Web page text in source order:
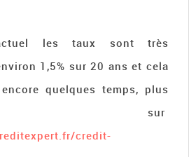
les taux sont très
1,5% sur 20 ans et cela
quelques temps, plus
sur
credit-